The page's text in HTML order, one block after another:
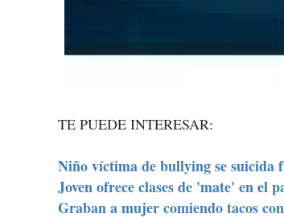
TE PUEDE INTERESAR:
Niño víctima de bullying se suicida
Joven ofrece clases de 'mate' en el
Graban a mujer comiendo tacos